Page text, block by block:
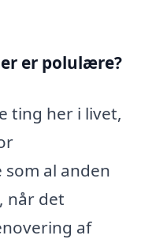
er polulære?
ting her i livet,
al anden
når det
af